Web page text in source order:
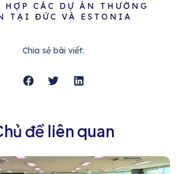
HỢP CÁC DỰ ÁN THƯỜNG
TẠI ĐỨC VÀ ESTONIA
Chia sẻ bài viết:
đề liên quan